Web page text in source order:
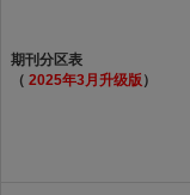
期刊分区表
（ 2025年3月升级版 ）